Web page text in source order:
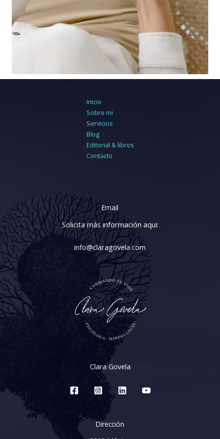
Inicio
Sobre mi
Servicios
Blog
Editorial & libros
Contacto
Email
Solicita más información aqui:
info@claragovela.com
Clara Govela
Dirección